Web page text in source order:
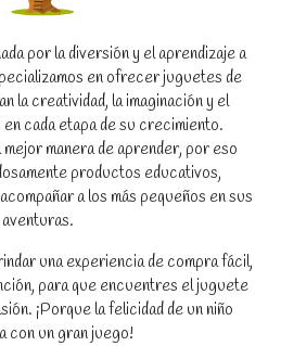
por la diversión y el aprendizaje a
en ofrecer juguetes de
la creatividad, la imaginación y el
cada etapa de su crecimiento.
manera de aprender, por eso
productos educativos,
a los más pequeños en sus
aventuras.
una experiencia de compra fácil,
para que encuentres el juguete
¡Porque la felicidad de un niño
con un gran juego!